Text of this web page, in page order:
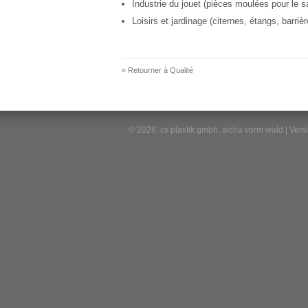
Industrie du jouet (pièces moulées pour le
Loisirs et jardinage (citernes, étangs,
« Retourner à Qualité
© 2026, cs plastik gmbh, aicha vorm wald |